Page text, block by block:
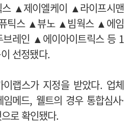
▲제이엘케이 ▲라이프시맨
틱스 ▲뷰노 ▲빔웍스 ▲에임
레인 ▲에이아이트릭스 등 1
선정됐다.
랩스가 지정을 받았다. 업체
메드, 웰트의 경우 통합심사·
로 확인됐다.